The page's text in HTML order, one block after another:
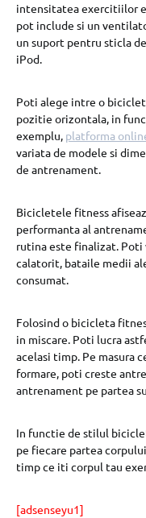
intensitatea exercitiilor
pot include si un
un suport pentru sticla
iPod.
Poti alege intre o
pozitie orizontala, in
exemplu, platforma
variata de modele si
de antrenament.
Bicicletele fitness
performanta al
rutina este finalizat.
calatorit, bataile medii
consumat.
Folosind o bicicleta
in miscare. Poti lucra
acelasi timp. Pe masura
formare, poti creste
antrenament pe partea
In functie de stilul
pe fiecare partea
timp ce iti corpul tau
[adsenseyu1]